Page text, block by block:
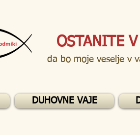
OSTANITE
da bo moje veselje v
DUHOVNE VAJE